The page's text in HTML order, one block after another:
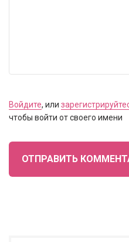
Войдите, или
чтобы войти от своего имени
ОТПРАВИТЬ